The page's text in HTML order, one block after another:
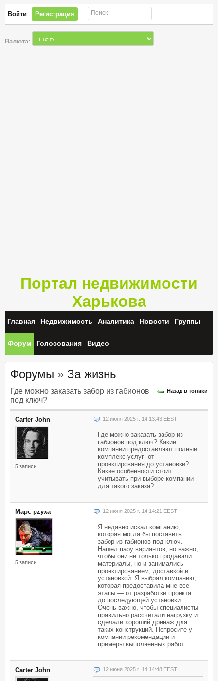
Войти Регистрация Поиск
Валюта:
Портал недвижимости
Харькова
Главная Недвижимость Аналитика Новости Группы
Форум Голосования Видео
Форумы » За жизнь
Назад в топики
Где можно заказать забор из габионов
под ключ?
Carter John
5 записи
12 июня 2025 г. 14:13:43 EEST
Где можно заказать забор из
габионов под ключ? Какие
компании предоставляют полный
комплекс услуг: от
проектирования до установки?
Какие особенности стоит
учитывать при выборе компании
для такого заказа?
Марс pzyxa
5 записи
12 июня 2025 г. 14:14:21 EEST
Я недавно искал компанию,
которая могла бы поставить
забор из габионов под ключ.
Нашел пару вариантов, но важно,
чтобы они не только продавали
материалы, но и занимались
проектированием, доставкой и
установкой. Я выбрал компанию,
которая предоставила мне все
этапы — от разработки проекта
до последующей установки.
Очень важно, чтобы специалисты
правильно рассчитали нагрузку и
сделали хороший дренаж для
таких конструкций. Попросите у
компании рекомендации и
примеры выполненных работ.
Carter John 12 июня 2025 г. 14:14:48 EEST